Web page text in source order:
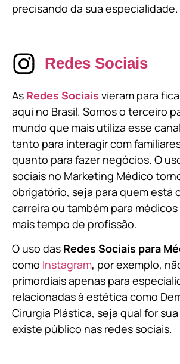
precisando da sua especialidade.
Redes Sociais
As Redes Sociais vieram para
aqui no Brasil. Somos o terceiro
mundo que mais utiliza esse
tanto para interagir com
quanto para fazer negócios. O
sociais no Marketing Médico
obrigatório, seja para quem está
carreira ou também para
mais tempo de profissão.
O uso das Redes Sociais para
como Instagram, por exemplo,
primordiais apenas para
relacionadas à estética como
Cirurgia Plástica, seja qual for
existe público nas redes sociais.